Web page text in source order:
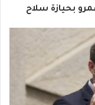
بحيازة سلاح